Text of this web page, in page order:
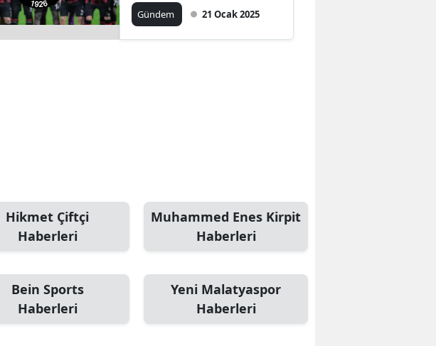
Bitlis
Denizli
Diyarbakır
Edirne
Elazığ
Gündem 21 Ocak 2025
Hikmet Çiftçi
Haberleri
Muhammed Enes Kirpit
Haberleri
Bein Sports
Haberleri
Yeni Malatyaspor
Haberleri